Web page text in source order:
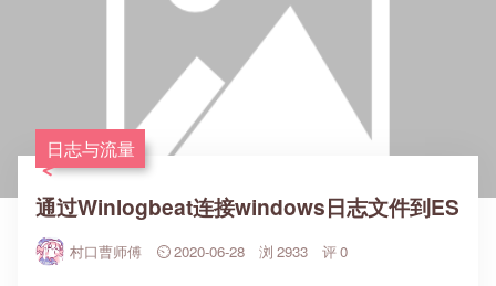
日志与流量
通过Winlogbeat连接windows日志文件到ES
村口曹师傅 2020-06-28 2933 0